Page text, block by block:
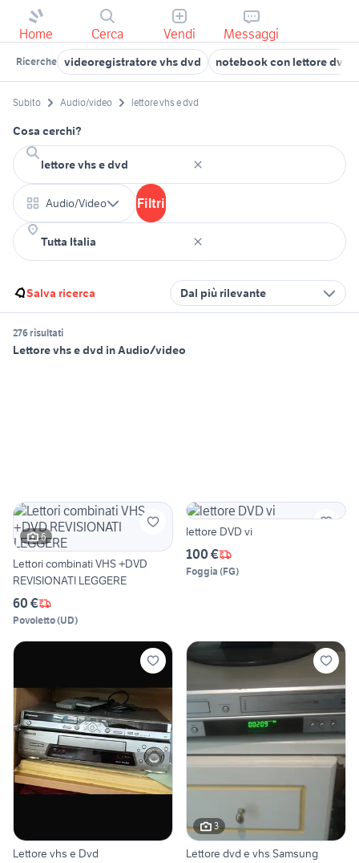
Home Cerca Vendi Messaggi
Ricerche videoregistratore vhs dvd notebook con lettore dvd
Subito Audio/video lettore vhs e dvd
Cosa cerchi?
Audio/Video Filtri
Salva ricerca Dal più rilevante
276 risultati
Lettore vhs e dvd in Audio/video
6
Lettori combinati VHS +DVD
REVISIONATI LEGGERE
60 €
Povoletto(UD)
lettore DVD vi
100 €
Foggia (FG)
Lettore vhs e Dvd
3
Lettore dvd e vhs Samsung